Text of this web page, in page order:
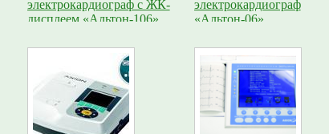
электрокардиограф с ЖК-
дисплеем «Альтон-106»
электрокардиограф
«Альтон-06»